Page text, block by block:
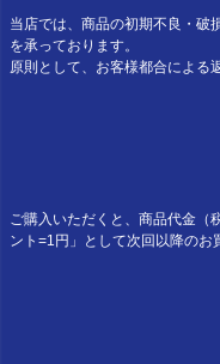
当店では、商品の初期不良・破
を承っております。
原則として、お客様都合による
ご購入いただくと、商品代金（
ント=1円」として次回以降のお